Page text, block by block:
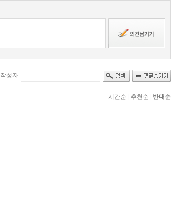
작성자
시간순 추천순 반대순